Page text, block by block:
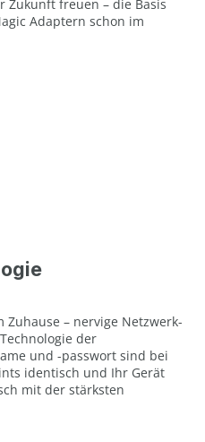
Zukunft freuen – die Basis
Adaptern schon im
Zuhause – nervige Netzwerk-
der
und -passwort sind bei
identisch und Ihr Gerät
mit der stärksten